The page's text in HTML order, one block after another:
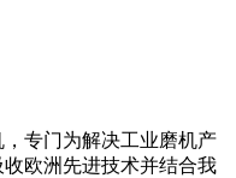
专门为解决工业磨机产
欧洲先进技术并结合我